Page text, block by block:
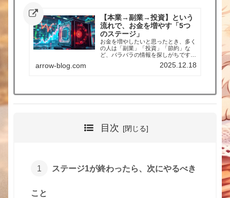
【本業→副業→投資】という
流れで、お金を増やす「5つ
のステージ」
お金を増やしたいと思ったとき、多く
の人は「副業」「投資」「節約」な
ど、バラバラの情報を探しがちです。
しかし本当に大切なのは、順番を間違
えないことです。この記事では、メイ
ジ1：まずは本業で生活の基盤を築く
の収入だけで生活が回っているかを把
握することです。毎月の収入と支出を
arrow-blog.com 2025.12.18
目次
ステージ1が終わったら、次にやるべき
こと